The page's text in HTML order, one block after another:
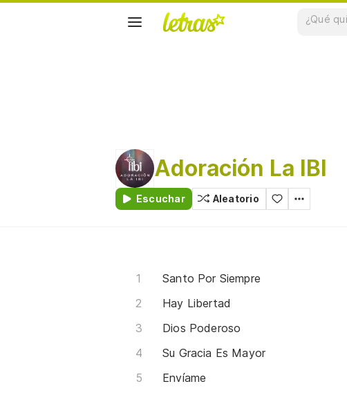
Adoración La IBI
Escuchar Aleatorio
Santo Por Siempre
Hay Libertad
Dios Poderoso
Su Gracia Es Mayor
Envíame